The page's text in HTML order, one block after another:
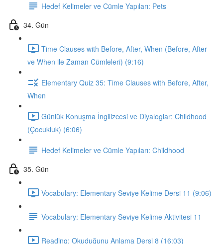
Hedef Kelimeler ve Cümle Yapıları: Pets
34. Gün
Time Clauses with Before, After, When (Before, After
ve When ile Zaman Cümleleri) (9:16)
Elementary Quiz 35: Time Clauses with Before, After,
When
Günlük Konuşma İngilizcesi ve Diyaloglar: Childhood
(Çocukluk) (6:06)
Hedef Kelimeler ve Cümle Yapıları: Childhood
35. Gün
Vocabulary: Elementary Seviye Kelime Dersi 11 (9:06)
Vocabulary: Elementary Seviye Kelime Aktivitesi 11
Reading: Okuduğunu Anlama Dersi 8 (16:03)